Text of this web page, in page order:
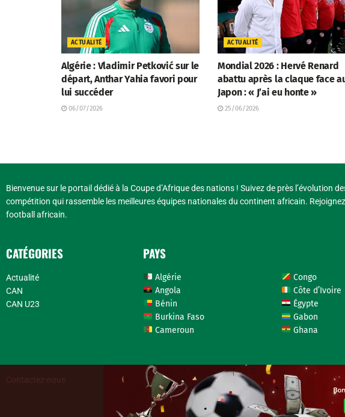
ACTUALITÉ
Algérie : Vladimir Petković sur le
départ, Anthar Yahia favori pour
lui succéder
06/07/2026
ACTUALITÉ
Mondial 2026 : Hervé Renard
abattu après la claque face
Japon : « J’ai eu honte »
25/06/2026
Bienvenue sur le portail dédié à la Coupe d’Afrique des nations ! Suivez de près
compétition qui rassemble les meilleures équipes nationales du continent africain.
football africain.
CATÉGORIES
Actualité
CAN
CAN U23
PAYS
Algérie
Angola
Bénin
Burkina Faso
Cameroun
Congo
Côte d’Ivoire
Égypte
Gabon
Ghana
Contactez-nous